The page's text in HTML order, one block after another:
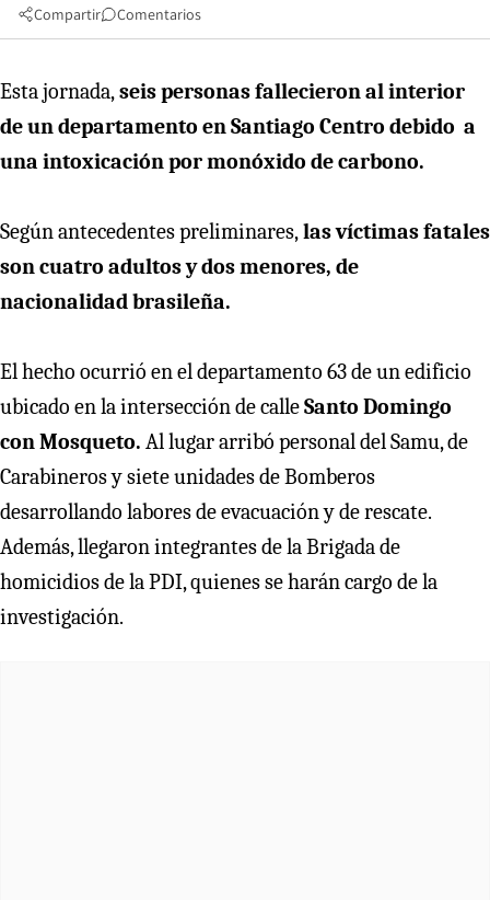
Compartir Comentarios
Esta jornada,seis personas fallecieron al interior
de un departamento en Santiago Centro debido a
una intoxicación por monóxido de carbono.
Según antecedentes preliminares,las víctimas fatales
son cuatro adultos y dos menores, de
nacionalidad brasileña.
El hecho ocurrió en el departamento 63 de un edificio
ubicado en la intersección de calleSanto Domingo
con Mosqueto. Al lugar arribó personal del Samu, de
Carabineros y siete unidades de Bomberos
desarrollando labores de evacuación y de rescate.
Además, llegaron integrantes de la Brigada de
homicidios de la PDI, quienes se harán cargo de la
investigación.